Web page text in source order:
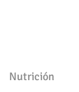
Nutrición